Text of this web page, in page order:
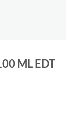
ML EDT